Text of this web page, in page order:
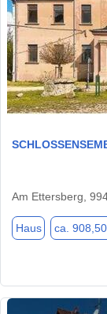
Am Ettersberg,
Haus ca.